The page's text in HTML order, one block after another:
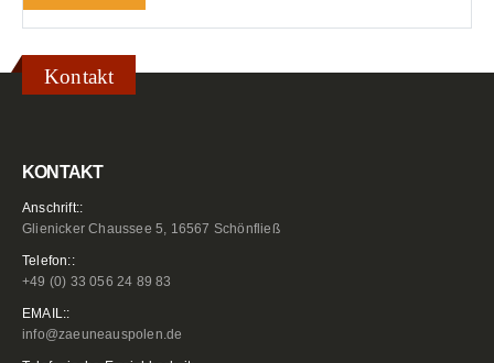
Kontakt
KONTAKT
Anschrift::
Glienicker Chaussee 5, 16567 Schönfließ
Telefon::
+49 (0) 33 056 24 89 83
EMAIL::
info@zaeuneauspolen.de